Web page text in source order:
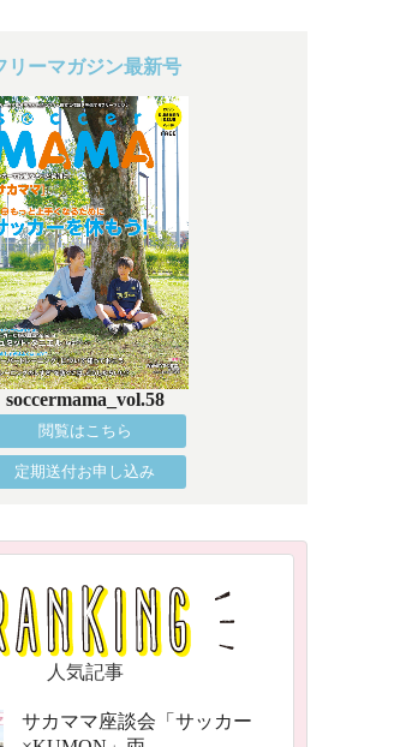
リーマガジン最新号
soccermama_vol.58
閲覧はこちら
定期送付お申し込み
人気記事
サカママ座談会「サッカー